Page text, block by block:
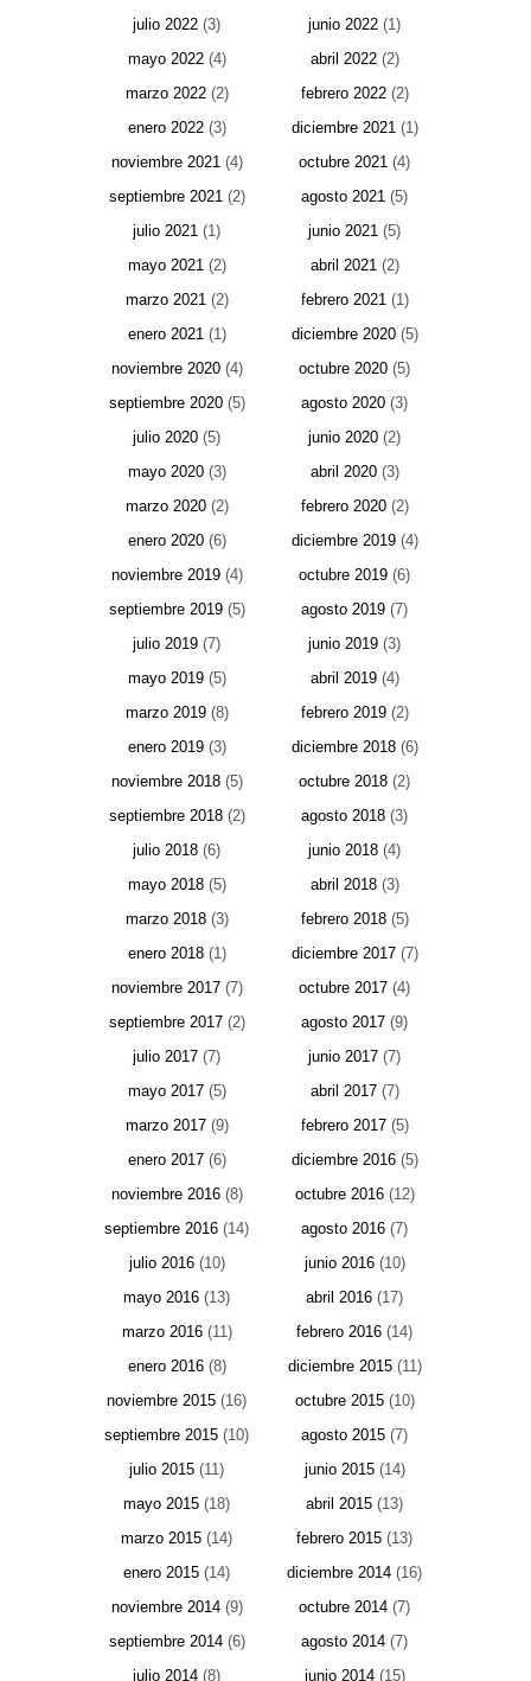
julio 2022 (3) junio 2022 (1)
mayo 2022(4) abril 2022(2)
marzo 2022(2) febrero 2022(2)
enero 2022(3) diciembre 2021(1)
noviembre 2021(4) octubre 2021 (4)
septiembre 2021(2) agosto 2021 (5)
julio 2021 (1) junio 2021 (5)
mayo 2021(2) abril 2021(2)
marzo 2021(2) febrero 2021(1)
enero 2021(1) diciembre 2020(5)
noviembre 2020(4) octubre 2020 (5)
septiembre 2020(5) agosto 2020 (3)
julio 2020 (5) junio 2020 (2)
mayo 2020(3) abril 2020(3)
marzo 2020(2) febrero 2020(2)
enero 2020(6) diciembre 2019(4)
noviembre 2019(4) octubre 2019 (6)
septiembre 2019(5) agosto 2019 (7)
julio 2019 (7) junio 2019 (3)
mayo 2019(5) abril 2019(4)
marzo 2019(8) febrero 2019(2)
enero 2019(3) diciembre 2018(6)
noviembre 2018(5) octubre 2018 (2)
septiembre 2018(2) agosto 2018 (3)
julio 2018 (6) junio 2018 (4)
mayo 2018(5) abril 2018(3)
marzo 2018(3) febrero 2018(5)
enero 2018(1) diciembre 2017(7)
noviembre 2017(7) octubre 2017 (4)
septiembre 2017(2) agosto 2017 (9)
julio 2017 (7) junio 2017 (7)
mayo 2017(5) abril 2017(7)
marzo 2017(9) febrero 2017(5)
enero 2017(6) diciembre 2016(5)
noviembre 2016(8) octubre 2016(12)
septiembre 2016 (14) agosto 2016 (7)
julio 2016(10) junio 2016(10)
mayo 2016 (13) abril 2016 (17)
marzo 2016(11) febrero 2016 (14)
enero 2016(8) diciembre 2015(11)
noviembre 2015 (16) octubre 2015(10)
septiembre 2015 (10) agosto 2015 (7)
julio 2015 (11) junio 2015(14)
mayo 2015 (18) abril 2015 (13)
marzo 2015 (14) febrero 2015 (13)
enero 2015 (14) diciembre 2014 (16)
noviembre 2014(9) octubre 2014 (7)
septiembre 2014(6) agosto 2014 (7)
julio 2014 (8) junio 2014(15)